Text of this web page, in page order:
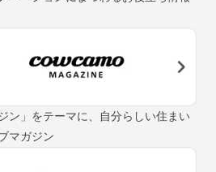
ン」をテーマに、自分らしい住まい
マガジン